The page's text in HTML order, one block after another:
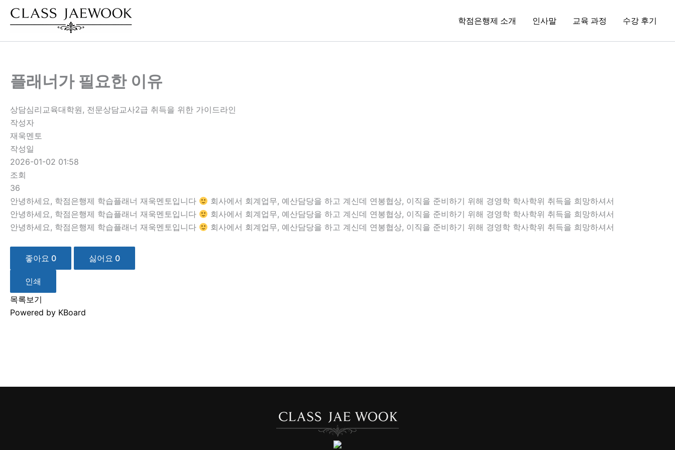
학점은행제 소개 인사말 교육 과정 수강 후기
플래너가 필요한 이유
상담심리교육대학원, 전문상담교사2급 취득을 위한 가이드라인
작성자
재욱멘토
작성일
2026-01-02 01:58
조회
36
안녕하세요, 학점은행제 학습플래너 재욱멘토입니다
회사에서 회계업무, 예산담당을 하고 계신데 연봉협상, 이직을 준비하기 위해 경영학 학사학위 취득을 희망하셔서
안녕하세요, 학점은행제 학습플래너 재욱멘토입니다
회사에서 회계업무, 예산담당을 하고 계신데 연봉협상, 이직을 준비하기 위해 경영학 학사학위 취득을 희망하셔서
안녕하세요, 학점은행제 학습플래너 재욱멘토입니다
회사에서 회계업무, 예산담당을 하고 계신데 연봉협상, 이직을 준비하기 위해 경영학 학사학위 취득을 희망하셔서
좋아요 0 싫어요 0
인쇄
목록보기
Powered by KBoard